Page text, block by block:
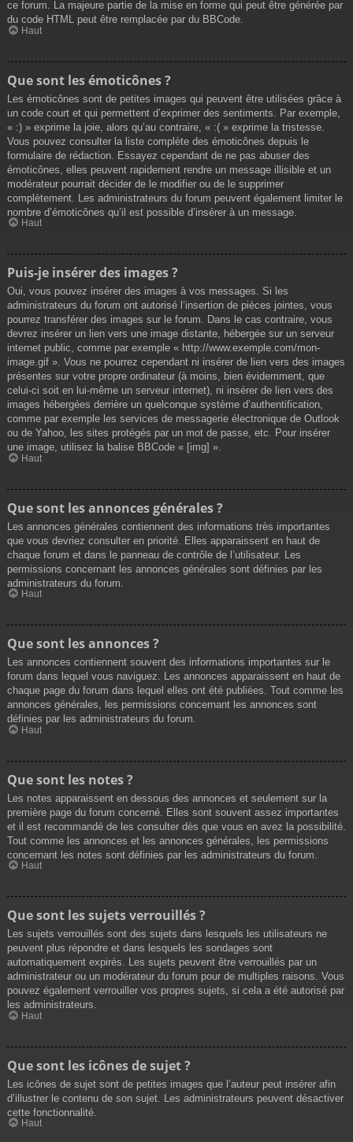
ce forum. La majeure partie de la mise en forme qui peut être générée par
du code HTML peut être remplacée par du BBCode.
Haut
Que sont les émoticônes ?
Les émoticônes sont de petites images qui peuvent être utilisées grâce à
un code court et qui permettent d’exprimer des sentiments. Par exemple,
« :) » exprime la joie, alors qu’au contraire, « :( » exprime la tristesse.
Vous pouvez consulter la liste complète des émoticônes depuis le
formulaire de rédaction. Essayez cependant de ne pas abuser des
émoticônes, elles peuvent rapidement rendre un message illisible et un
modérateur pourrait décider de le modifier ou de le supprimer
complètement. Les administrateurs du forum peuvent également limiter le
nombre d’émoticônes qu’il est possible d’insérer à un message.
Haut
Puis-je insérer des images ?
Oui, vous pouvez insérer des images à vos messages. Si les
administrateurs du forum ont autorisé l’insertion de pièces jointes, vous
pourrez transférer des images sur le forum. Dans le cas contraire, vous
devrez insérer un lien vers une image distante, hébergée sur un serveur
internet public, comme par exemple « http://www.exemple.com/mon-
image.gif ». Vous ne pourrez cependant ni insérer de lien vers des images
présentes sur votre propre ordinateur (à moins, bien évidemment, que
celui-ci soit en lui-même un serveur internet), ni insérer de lien vers des
images hébergées derrière un quelconque système d’authentification,
comme par exemple les services de messagerie électronique de Outlook
ou de Yahoo, les sites protégés par un mot de passe, etc. Pour insérer
une image, utilisez la balise BBCode « [img] ».
Haut
Que sont les annonces générales ?
Les annonces générales contiennent des informations très importantes
que vous devriez consulter en priorité. Elles apparaissent en haut de
chaque forum et dans le panneau de contrôle de l’utilisateur. Les
permissions concernant les annonces générales sont définies par les
administrateurs du forum.
Haut
Que sont les annonces ?
Les annonces contiennent souvent des informations importantes sur le
forum dans lequel vous naviguez. Les annonces apparaissent en haut de
chaque page du forum dans lequel elles ont été publiées. Tout comme les
annonces générales, les permissions concernant les annonces sont
définies par les administrateurs du forum.
Haut
Que sont les notes ?
Les notes apparaissent en dessous des annonces et seulement sur la
première page du forum concerné. Elles sont souvent assez importantes
et il est recommandé de les consulter dès que vous en avez la possibilité.
Tout comme les annonces et les annonces générales, les permissions
concernant les notes sont définies par les administrateurs du forum.
Haut
Que sont les sujets verrouillés ?
Les sujets verrouillés sont des sujets dans lesquels les utilisateurs ne
peuvent plus répondre et dans lesquels les sondages sont
automatiquement expirés. Les sujets peuvent être verrouillés par un
administrateur ou un modérateur du forum pour de multiples raisons. Vous
pouvez également verrouiller vos propres sujets, si cela a été autorisé par
les administrateurs.
Haut
Que sont les icônes de sujet ?
Les icônes de sujet sont de petites images que l’auteur peut insérer afin
d’illustrer le contenu de son sujet. Les administrateurs peuvent désactiver
cette fonctionnalité.
Haut